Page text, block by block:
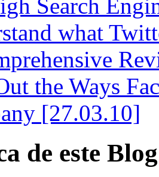
Search
what
the Ways
[27.03.10]
de este Blog